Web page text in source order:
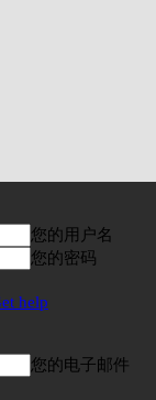
您的用户名
您的密码
help
您的电子邮件